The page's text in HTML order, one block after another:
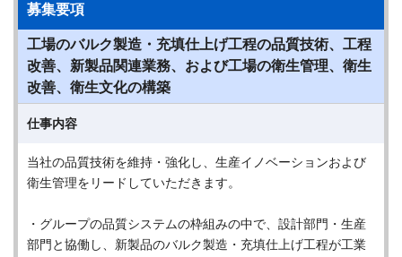
募集要項
工場のバルク製造・充填仕上げ工程の品質技術、工程
改善、新製品関連業務、および工場の衛生管理、衛生
改善、衛生文化の構築
仕事内容
当社の品質技術を維持・強化し、生産イノベーションおよび
衛生管理をリードしていただきます。
・グループの品質システムの枠組みの中で、設計部門・生産
部門と協働し、新製品のバルク製造・充填仕上げ工程が工業